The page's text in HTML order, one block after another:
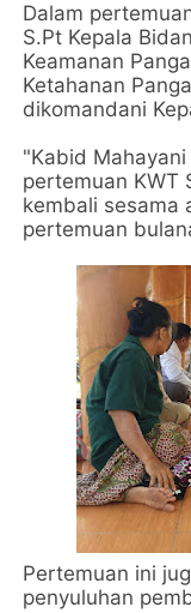
Dalam
S.Pt Kepala
Keamanan
Ketahanan
dikomandani
"Kabid
pertemuan KWT
kembali sesama
pertemuan
Pertemuan ini
penyuluhan